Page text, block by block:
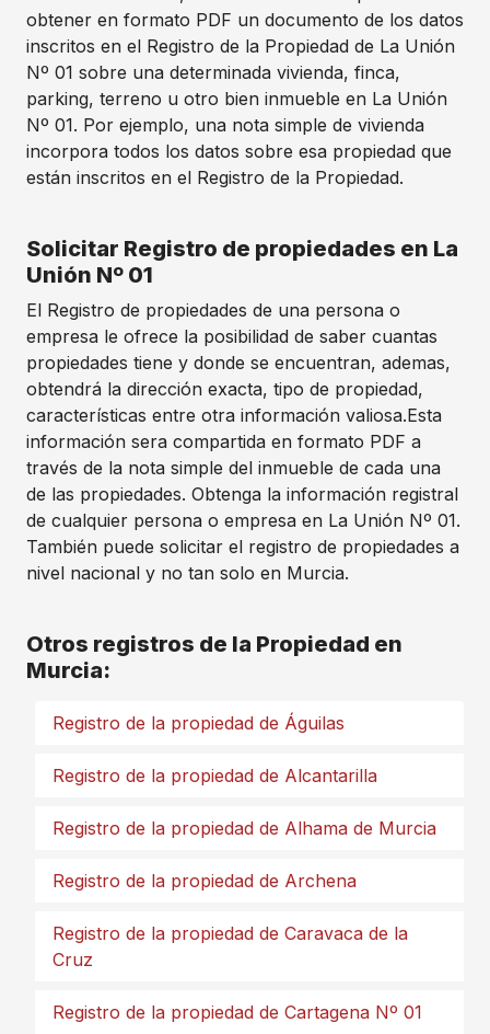
obtener en formato PDF un documento de los datos
inscritos en el Registro de la Propiedad de La Unión
Nº 01 sobre una determinada vivienda, finca,
parking, terreno u otro bien inmueble en La Unión
Nº 01. Por ejemplo, una nota simple de vivienda
incorpora todos los datos sobre esa propiedad que
están inscritos en el Registro de la Propiedad.
Solicitar Registro de propiedades en La
Unión Nº 01
El Registro de propiedades de una persona o
empresa le ofrece la posibilidad de saber cuantas
propiedades tiene y donde se encuentran, ademas,
obtendrá la dirección exacta, tipo de propiedad,
características entre otra información valiosa.Esta
información sera compartida en formato PDF a
través de la nota simple del inmueble de cada una
de las propiedades. Obtenga la información registral
de cualquier persona o empresa en La Unión Nº 01.
También puede solicitar el registro de propiedades a
nivel nacional y no tan solo en Murcia.
Otros registros de la Propiedad en
Murcia:
Registro de la propiedad de Águilas
Registro de la propiedad de Alcantarilla
Registro de la propiedad de Alhama de Murcia
Registro de la propiedad de Archena
Registro de la propiedad de Caravaca de la
Cruz
Registro de la propiedad de Cartagena Nº 01